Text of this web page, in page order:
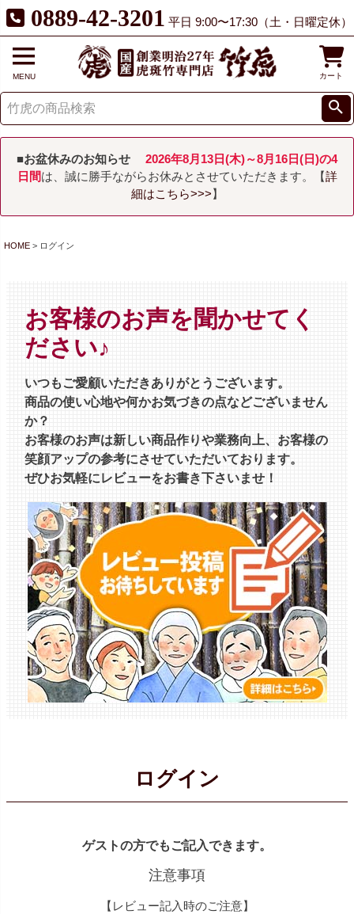
0889-42-3201 平日 9:00〜17:30（土・日曜定休）
MENU カート
■お盆休みのお知らせ
2026年8月13日(木)～8月16日(日)の4
日間は、誠に勝手ながらお休みとさせていただきます。【詳
細はこちら>>> 】
HOME ログイン
お客様のお声を聞かせてく
ださい♪
いつもご愛顧いただきありがとうございます。
商品の使い心地や何かお気づきの点などございません
か？
お客様のお声は新しい商品作りや業務向上、お客様の
笑顔アップの参考にさせていただいております。
ぜひお気軽にレビューをお書き下さいませ！
ログイン
ゲストの方でもご記入できます。
注意事項
【レビュー記入時のご注意】